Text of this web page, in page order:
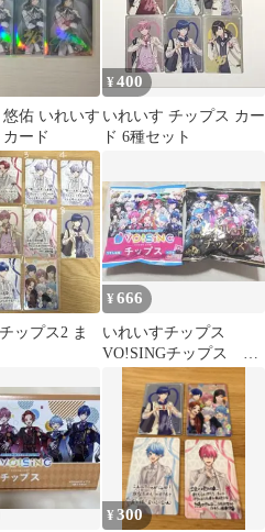
佑 いれいす
ード
¥400
いれいす チップス カー
ド 6種セット
ップス2 ま
¥666
いれいすチップス
VO!SINGチップス 未
¥300